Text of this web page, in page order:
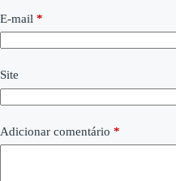
E-mail *
Site
Adicionar comentário *